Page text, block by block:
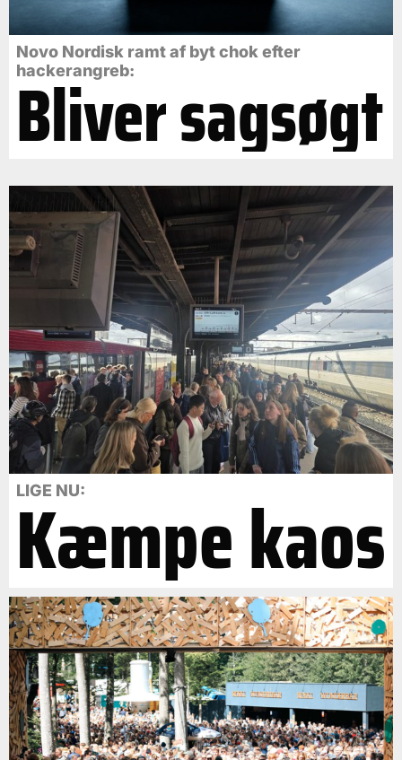
Novo Nordisk ramt af byt chok efter
hackerangreb:
Bliver sagsøgt
LIGE NU:
Kæmpe kaos